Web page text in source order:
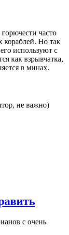
часто
кораблей. Но так
используют с
как взрывчатка,
в минах.
не важно)
с очень